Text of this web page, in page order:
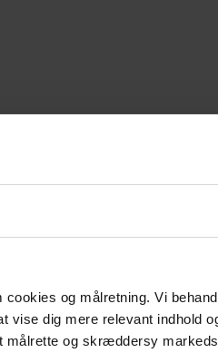
og målretning. Vi
vise dig mere relevant indhold
målrette og skræddersy
gourmet